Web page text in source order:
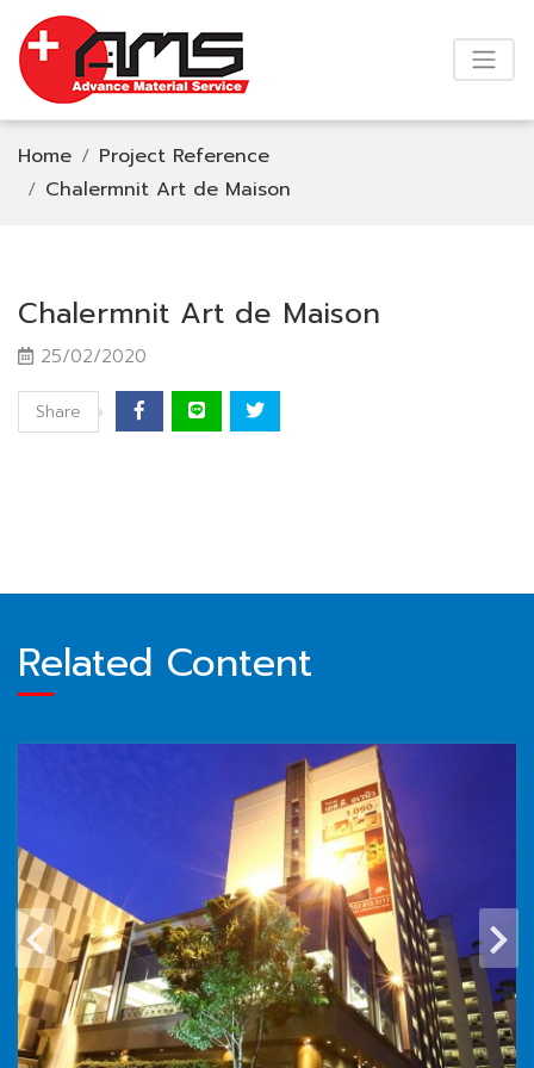
Home
Project Reference
Chalermnit Art de Maison
Chalermnit Art de Maison
25/02/2020
Share
Related Content